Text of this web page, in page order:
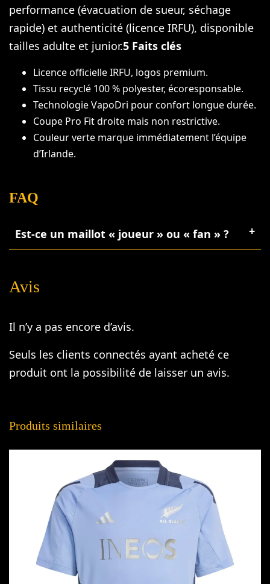
performance (évacuation de sueur, séchage
rapide) et authenticité (licence IRFU), disponible
tailles adulte et junior.5 Faits clés
Licence officielle IRFU, logos premium.
Tissu recyclé 100 % polyester, écoresponsable.
Technologie VapoDri pour confort longue durée.
Coupe Pro Fit droite mais non restrictive.
Couleur verte marque immédiatement l’équipe
d’Irlande.
FAQ
Est-ce un maillot « joueur » ou « fan » ?
Avis
Il n’y a pas encore d’avis.
Seuls les clients connectés ayant acheté ce
produit ont la possibilité de laisser un avis.
Produits similaires